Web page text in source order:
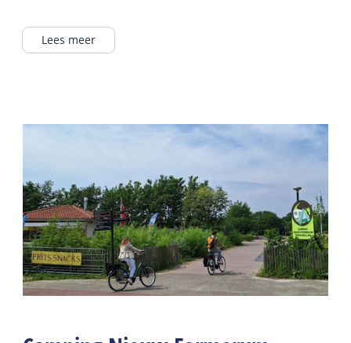
Op een camping
Verwarmd sanitair
camping
Lees meer